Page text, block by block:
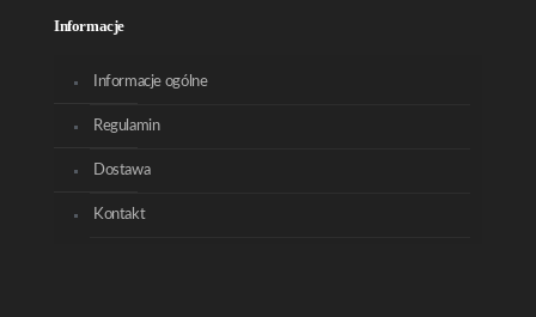
Informacje
Informacje ogólne
Regulamin
Dostawa
Kontakt